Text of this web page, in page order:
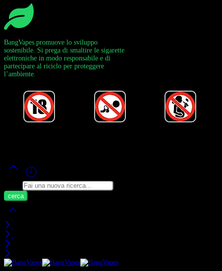
BangVapes promuove lo sviluppo
sostenibile. Si prega di smaltire le sigarette
elettroniche in modo responsabile e di
partecipare al riciclo per proteggere
l’ambiente.